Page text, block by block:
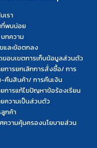
เรา
ที่พบบ่อย
ทความ
และข้อตกลง
อบเขตการเก็บข้อมูลส่วนตัว
การยกเลิกการสั่งซื้อ/ การ
-คืนสินค้า/ การคืนเงิน
การแก้ไขปัญหาข้อร้องเรียน
ความเป็นส่วนตัว
กค้า
ความคุ้มครองนโยบายส่วน